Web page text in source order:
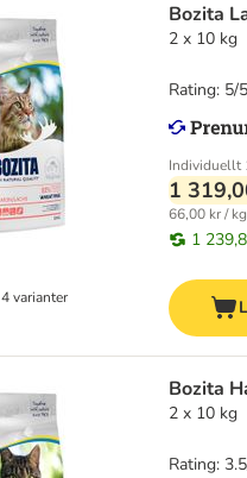
4 varianter
Bozita
2 x 10 kg
Individuellt
1
66,00 kr / kg
1
Rating: 5/5
Bozita
2 x 10 kg
Rating: